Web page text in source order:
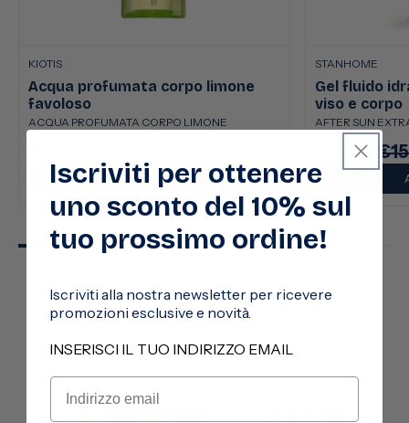
KIOTIS
Acqua profumata corpo limone
favoloso
ACQUA PROFUMATA CORPO LIMONE
scontato di
AGGIUNGI
STANHOME
Gel fluido
viso e corpo
AFTER SUN
Prezzo
scontato
€8,50
di
Seguici
Iscriviti per ottenere
uno sconto del 10% sul
tuo prossimo ordine!
Iscriviti alla nostra newsletter per ricevere
promozioni esclusive e novità.
INSERISCI IL TUO INDIRIZZO EMAIL